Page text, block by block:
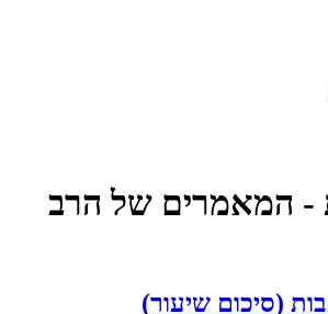
- המאמרים של הרב
(סיכום שיעור)